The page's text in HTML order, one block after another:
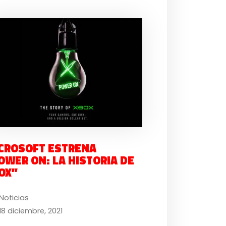
ESTRENA
ON: LA HISTORIA DE
diciembre, 2021